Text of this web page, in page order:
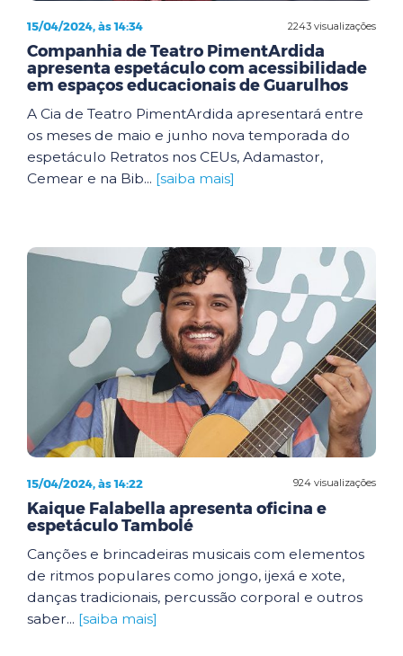
2243 visualizações
15/04/2024, às 14:34
Companhia de Teatro PimentArdida
apresenta espetáculo com acessibilidade
em espaços educacionais de Guarulhos
A Cia de Teatro PimentArdida apresentará entre
os meses de maio e junho nova temporada do
espetáculo Retratos nos CEUs, Adamastor,
Cemear e na Bib... [saiba mais]
924 visualizações
15/04/2024, às 14:22
Kaique Falabella apresenta oficina e
espetáculo Tambolé
Canções e brincadeiras musicais com elementos
de ritmos populares como jongo, ijexá e xote,
danças tradicionais, percussão corporal e outros
saber... [saiba mais]